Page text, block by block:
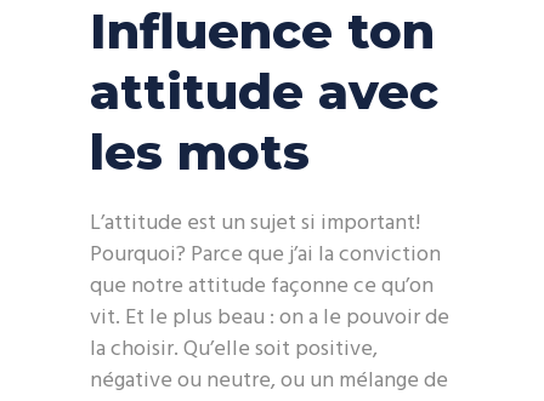
Influence ton
attitude avec
les mots
L’attitude est un sujet si important!
Pourquoi? Parce que j’ai la conviction
que notre attitude façonne ce qu’on
vit. Et le plus beau : on a le pouvoir de
la choisir. Qu’elle soit positive,
négative ou neutre, ou un mélange de